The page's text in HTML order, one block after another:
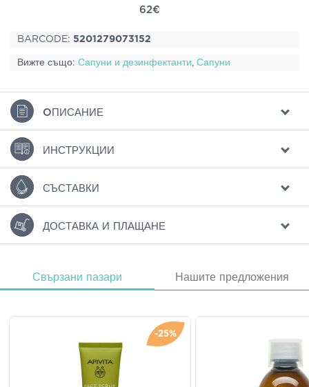
62€
BARCODE: 5201279073152
Вижте също: Сапуни и дезинфектанти, Сапуни
ΟПИСАНИЕ
ИНСТРУКЦИИ
СЪСТАВКИ
ДОСТАВКА И ПЛАЩАНЕ
Свързани пазари Нашите предложения
-25%